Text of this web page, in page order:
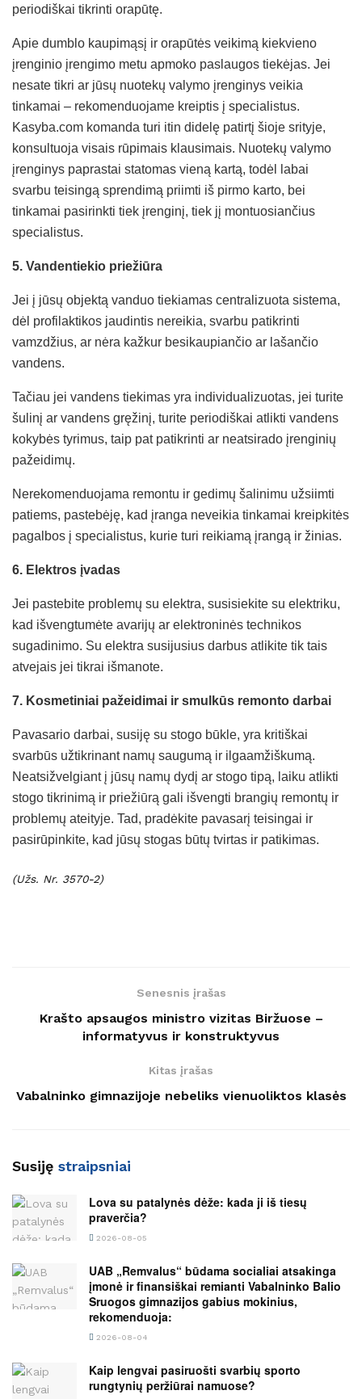
periodiškai tikrinti orapūtę.
Apie dumblo kaupimąsį ir orapūtės veikimą kiekvieno
įrenginio įrengimo metu apmoko paslaugos tiekėjas. Jei
nesate tikri ar jūsų nuotekų valymo įrenginys veikia
tinkamai – rekomenduojame kreiptis į specialistus.
Kasyba.com komanda turi itin didelę patirtį šioje srityje,
konsultuoja visais rūpimais klausimais. Nuotekų valymo
įrenginys paprastai statomas vieną kartą, todėl labai
svarbu teisingą sprendimą priimti iš pirmo karto, bei
tinkamai pasirinkti tiek įrenginį, tiek jį montuosiančius
specialistus.
5. Vandentiekio priežiūra
Jei į jūsų objektą vanduo tiekiamas centralizuota sistema,
dėl profilaktikos jaudintis nereikia, svarbu patikrinti
vamzdžius, ar nėra kažkur besikaupiančio ar lašančio
vandens.
Tačiau jei vandens tiekimas yra individualizuotas, jei turite
šulinį ar vandens gręžinį, turite periodiškai atlikti vandens
kokybės tyrimus, taip pat patikrinti ar neatsirado įrenginių
pažeidimų.
Nerekomenduojama remontu ir gedimų šalinimu užsiimti
patiems, pastebėję, kad įranga neveikia tinkamai kreipkitės
pagalbos į specialistus, kurie turi reikiamą įrangą ir žinias.
6. Elektros įvadas
Jei pastebite problemų su elektra, susisiekite su elektriku,
kad išvengtumėte avarijų ar elektroninės technikos
sugadinimo. Su elektra susijusius darbus atlikite tik tais
atvejais jei tikrai išmanote.
7. Kosmetiniai pažeidimai ir smulkūs remonto darbai
Pavasario darbai, susiję su stogo būkle, yra kritiškai
svarbūs užtikrinant namų saugumą ir ilgaamžiškumą.
Neatsižvelgiant į jūsų namų dydį ar stogo tipą, laiku atlikti
stogo tikrinimą ir priežiūrą gali išvengti brangių remontų ir
problemų ateityje. Tad, pradėkite pavasarį teisingai ir
pasirūpinkite, kad jūsų stogas būtų tvirtas ir patikimas.
(Užs. Nr. 3570-2)
Senesnis įrašas
Krašto apsaugos ministro vizitas Biržuose –
informatyvus ir konstruktyvus
Kitas įrašas
Vabalninko gimnazijoje nebeliks vienuoliktos klasės
Susiję straipsniai
Lova su patalynės dėže: kada ji iš tiesų
praverčia?
2026-08-05
UAB „Remvalus“ būdama socialiai atsakinga
įmonė ir finansiškai remianti Vabalninko Balio
Sruogos gimnazijos gabius mokinius,
rekomenduoja:
2026-08-04
Kaip lengvai pasiruošti svarbių sporto
rungtynių peržiūrai namuose?